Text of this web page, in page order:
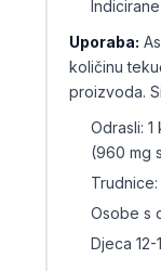
Uporaba:
količinu
proizvoda.
Odrasli:
(960 mg
Osobe s
Djeca